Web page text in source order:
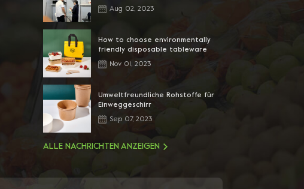
Lebensmittelverarbeitung
beginnt!
Aug 02, 2023
How to choose environmentally
friendly disposable tableware
Nov 01, 2023
Umweltfreundliche Rohstoffe für
Einweggeschirr
Sep 07, 2023
ALLE NACHRICHTEN ANZEIGEN